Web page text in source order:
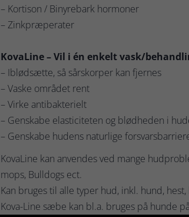
– Kortison / Binyrebark hormoner
– Zinkpræperater
KovaLine – Vil i én enkelt vask/
– Iblødsætte, så sårskorper kan fjernes
– Vaske området rent
– Virke antibakterielt
– Genskabe elasticiteten og blødheden i
– Genskabe hudens naturlige
KovaLine kan anvendes ved mange
mops, Bulldogs ect.
Kan bruges til alle typer hud, inkl. hund, hest,
Kova-Line sæbe kan bl.a. bruges på hunde